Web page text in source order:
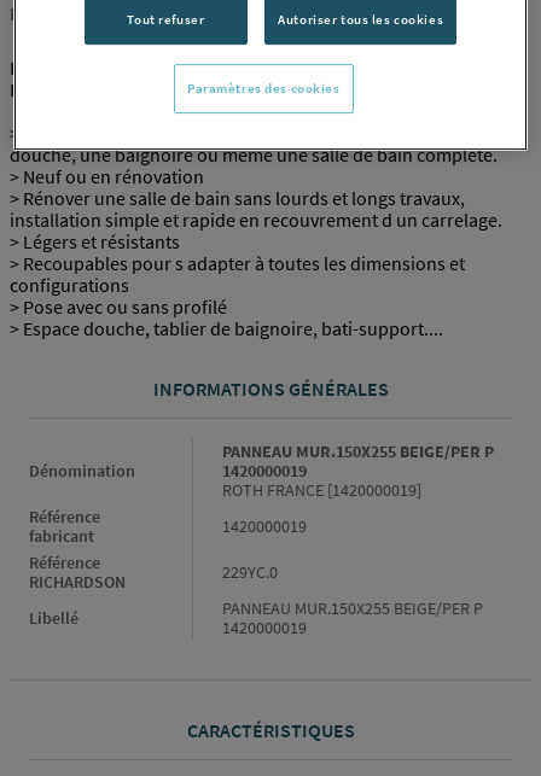
ROTH FRANCE [1420000019]
Panneau mural - Aspect Marbre VIPANEL® PM MAR 15025 03 -
Beige
> Panneaux étanches en alu-composite pour habiller une
douche, une baignoire ou même une salle de bain complète.
> Neuf ou en rénovation
> Rénover une salle de bain sans lourds et longs travaux,
installation simple et rapide en recouvrement d un carrelage.
> Légers et résistants
> Recoupables pour s adapter à toutes les dimensions et
configurations
> Pose avec ou sans profilé
> Espace douche, tablier de baignoire, bati-support....
INFORMATIONS GÉNÉRALES
Dénomination
PANNEAU MUR.150X255 BEIGE/PER P
1420000019
ROTH FRANCE [1420000019]
Référence
fabricant
1420000019
Référence
RICHARDSON
229YC.0
Libellé
PANNEAU MUR.150X255 BEIGE/PER P
1420000019
CARACTÉRISTIQUES
Tout refuser Autoriser tous les cookies
Paramètres des cookies